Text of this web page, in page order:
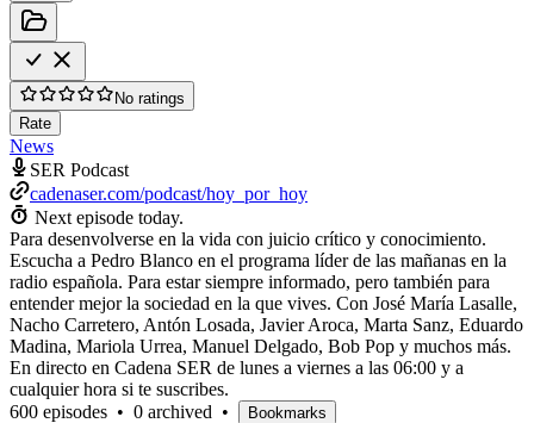
No ratings
Rate
News
SER Podcast
cadenaser.com/podcast/hoy_por_hoy
Next episode today.
Para desenvolverse en la vida con juicio crítico y conocimiento.
Escucha a Pedro Blanco en el programa líder de las mañanas en la
radio española. Para estar siempre informado, pero también para
entender mejor la sociedad en la que vives. Con José María Lasalle,
Nacho Carretero, Antón Losada, Javier Aroca, Marta Sanz, Eduardo
Madina, Mariola Urrea, Manuel Delgado, Bob Pop y muchos más.
En directo en Cadena SER de lunes a viernes a las 06:00 y a
cualquier hora si te suscribes.
600 episodes • 0 archived • Bookmarks